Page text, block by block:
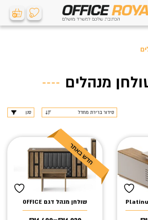
0 0
מנהלים
סנן
שולחן מנהל דגם OFFICE